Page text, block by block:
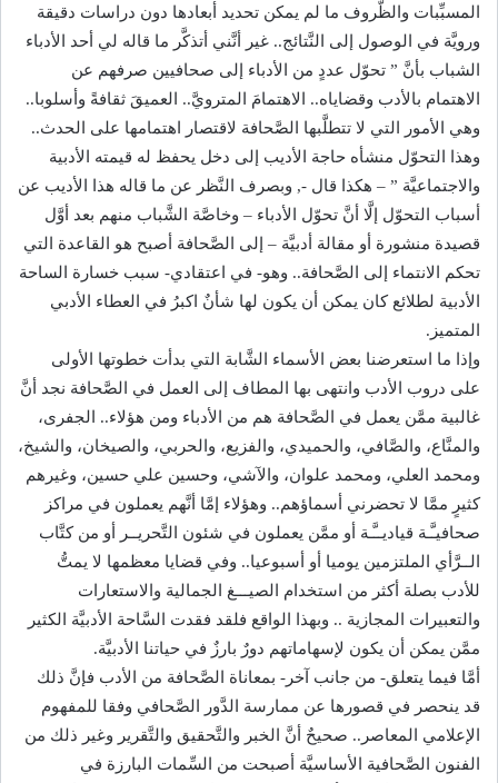
المسبِّبات والظّروف ما لم يمكن تحديد أبعادها دون دراسات دقيقة
ورويَّة في الوصول إلى النَّتائج.. غير أنَّني أتذكَّر ما قاله لي أحد الأدباء
الشباب بأنَّ ” تحوّل عددٍ من الأدباء إلى صحافيين صرفهم عن
الاهتمام بالأدب وقضاياه.. الاهتمامَ المترويَّ.. العميقَ ثقافةً وأسلوبا..
وهي الأمور التي لا تتطلَّبها الصَّحافة لاقتصار اهتمامها على الحدث..
وهذا التحوّل منشأه حاجة الأديب إلى دخل يحفظ له قيمته الأدبية
والاجتماعيَّة ” – هكذا قال -, وبصرف النَّظر عن ما قاله هذا الأديب عن
أسباب التحوّل إلَّا أنَّ تحوّل الأدباء – وخاصَّة الشَّباب منهم بعد أوَّل
قصيدة منشورة أو مقالة أدبيَّة – إلى الصَّحافة أصبح هو القاعدة التي
تحكم الانتماء إلى الصَّحافة.. وهو- في اعتقادي- سبب خسارة الساحة
الأدبية لطلائع كان يمكن أن يكون لها شأنٌ اكبرُ في العطاء الأدبي
المتميز.
وإذا ما استعرضنا بعض الأسماء الشَّابة التي بدأت خطوتها الأولى
على دروب الأدب وانتهى بها المطاف إلى العمل في الصَّحافة نجد أنَّ
غالبية ممَّن يعمل في الصَّحافة هم من الأدباء ومن هؤلاء.. الجفرى،
والمنَّاع، والصَّافي، والحميدي، والفزيع، والحربي، والصيخان، والشيخ،
ومحمد العلي، ومحمد علوان، والآشي، وحسين علي حسين، وغيرهم
كثيرٍ ممَّا لا تحضرني أسماؤهم.. وهؤلاء إمَّا أنَّهم يعملون في مراكز
صحافيـَّـة قياديــَّـة أو ممَّن يعملون في شئون التَّحريــر أو من كتَّاب
الــرَّأي الملتزمين يوميا أو أسبوعيا.. وفي قضايا معظمها لا يمتُّ
للأدب بصلة أكثر من استخدام الصيـــغ الجمالية والاستعارات
والتعبيرات المجازية .. وبهذا الواقع فلقد فقدت السَّاحة الأدبيَّة الكثير
ممَّن يمكن أن يكون لإسهاماتهم دورٌ بارزٌ في حياتنا الأدبيَّة.
أمَّا فيما يتعلق- من جانب آخر- بمعاناة الصَّحافة من الأدب فإنَّ ذلك
قد ينحصر في قصورها عن ممارسة الدَّور الصَّحافي وفقا للمفهوم
الإعلامي المعاصر.. صحيحٌ أنَّ الخبر والتَّحقيق والتَّقرير وغير ذلك من
الفنون الصَّحافية الأساسيَّة أصبحت من السِّمات البارزة في